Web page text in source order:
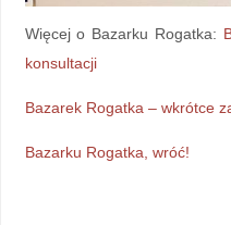
Więcej o Bazarku Rogatka:
konsultacji
Bazarek Rogatka – wkrótce
Bazarku Rogatka, wróć!